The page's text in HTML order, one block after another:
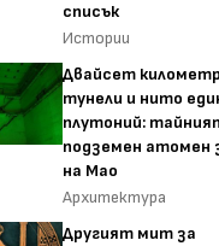
списък
Истории
Двайсет
тунели и нито
плутоний:
подземен атомен
на Мао
Архитектура
Другият мит за